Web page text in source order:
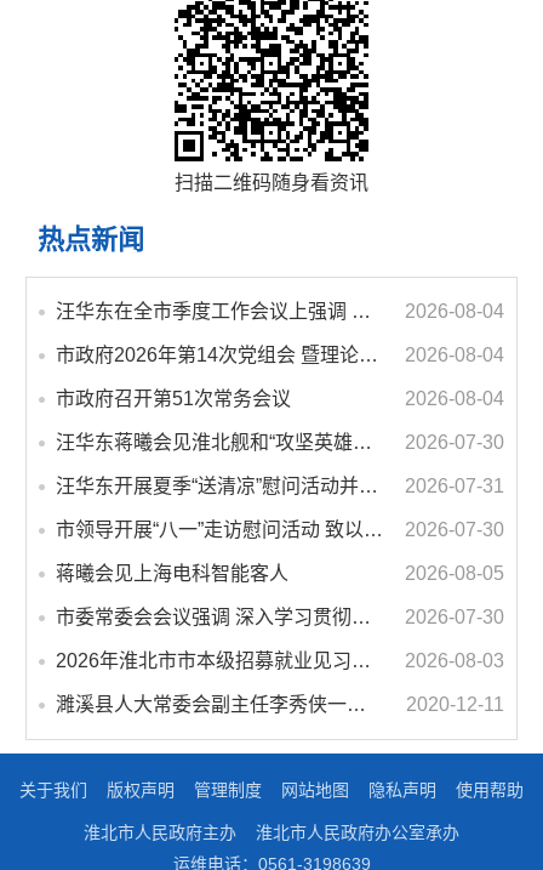
扫描二维码随身看资讯
热点新闻
汪华东在全市季度工作会议上强调 锚定打好“三仗”任务和年度预期目标不动摇 在全市上下掀起比学赶超争先进位的攻坚热潮 2026-08-04
市政府2026年第14次党组会 暨理论学习中心组学习会议召开 蒋曦主持会议并讲话 2026-08-04
市政府召开第51次常务会议 2026-08-04
汪华东蒋曦会见淮北舰和“攻坚英雄连”官兵代表 2026-07-30
汪华东开展夏季“送清凉”慰问活动并调研专门教育工作 落实落细防暑降温措施 用心用情关爱一线职工 2026-07-31
市领导开展“八一”走访慰问活动 致以节日问候 畅叙鱼水深情 2026-07-30
蒋曦会见上海电科智能客人 2026-08-05
市委常委会会议强调 深入学习贯彻习近平总书记重要讲话指示精神 高质量推进城市更新 不断提升本质安全水平 汪华东主持会议 2026-07-30
2026年淮北市市本级招募就业见习人员公告 2026-08-03
濉溪县人大常委会副主任李秀侠一行调研城乡客运一体化和治超工作 2020-12-11
关于我们 版权声明 管理制度 网站地图 隐私声明 使用帮助
淮北市人民政府主办
淮北市人民政府办公室承办
运维电话：0561-3198639